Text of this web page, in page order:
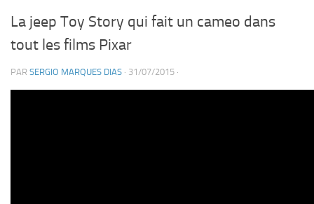
La jeep Toy Story qui fait un cameo dans
tout les films Pixar
PAR SERGIO MARQUES DIAS · 31/07/2015 ·